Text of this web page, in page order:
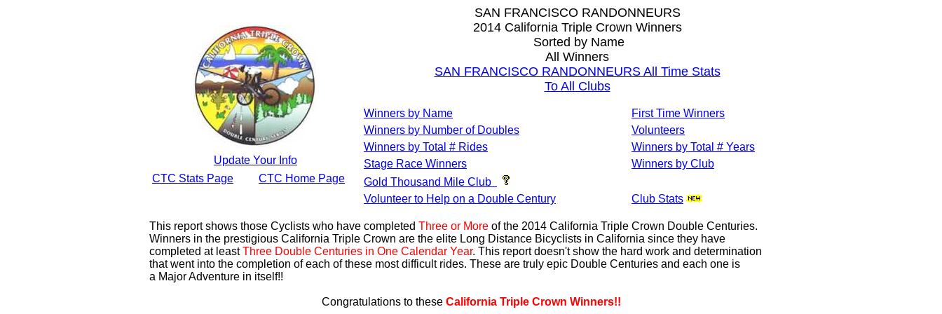
Update Your Info
CTC Stats Page
CTC Home Page
SAN FRANCISCO RANDONNEURS
2014 California Triple Crown Winners
Sorted by Name
All Winners
SAN FRANCISCO RANDONNEURS All Time Stats
To All Clubs
Winners by Name
First Time Winners
Winners by Number of Doubles
Volunteers
Winners by Total # Rides
Winners by Total # Years
Stage Race Winners
Winners by Club
Gold Thousand Mile Club
Volunteer to Help on a Double Century
Club Stats
This report shows those Cyclists who have completed Three or More of the 2014 California Triple Crown Double Centuries.
Winners in the prestigious California Triple Crown are the elite Long Distance Bicyclists in California since they have
completed at leastThree Double Centuries in One Calendar Year. This report doesn't show the hard work and determination
that went into the completion of each of these most difficult rides. These are truly epic Double Centuries and each one is
a Major Adventure in itself!!
Congratulations to these California Triple Crown Winners!!